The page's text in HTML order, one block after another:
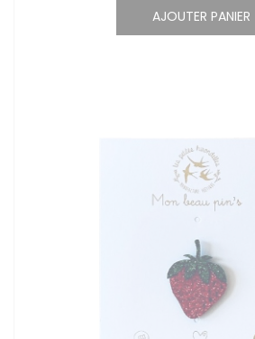
AJOUTER PANIER